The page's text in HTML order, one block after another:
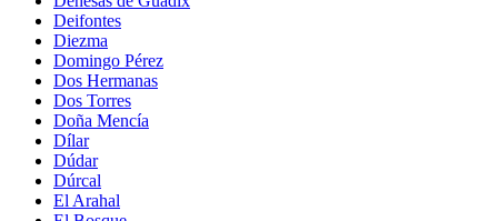
Deifontes
Diezma
Domingo Pérez
Dos Hermanas
Dos Torres
Doña Mencía
Dílar
Dúdar
Dúrcal
El Arahal